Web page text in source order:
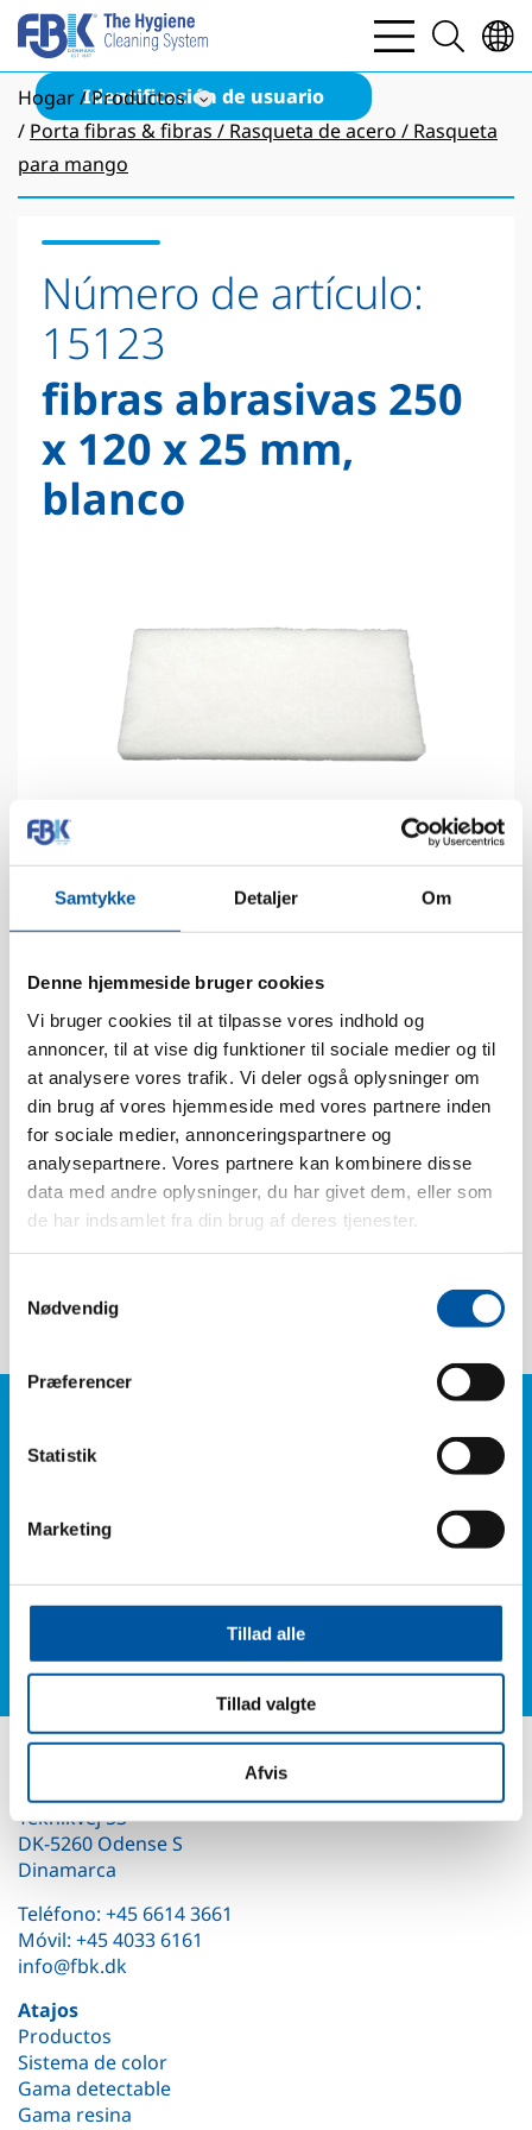
Samtykke Detaljer Om
Denne hjemmeside bruger cookies
Vi bruger cookies til at tilpasse vores indhold og
annoncer, til at vise dig funktioner til sociale medier og til
at analysere vores trafik. Vi deler også oplysninger om
din brug af vores hjemmeside med vores partnere inden
for sociale medier, annonceringspartnere og
analysepartnere. Vores partnere kan kombinere disse
data med andre oplysninger, du har givet dem, eller som
de har indsamlet fra din brug af deres tjenester.
Nødvendig
Præferencer
Statistik
Marketing
Tillad alle
Tillad valgte
Afvis
bars
light
search
light
Identificación de usuario
Hogar
Productos
Porta fibras & fibras / Rasqueta de acero / Rasqueta
para mango
Número de artículo:
15123
fibras abrasivas 250
x 120 x 25 mm,
blanco
Datos técnicos
Tolerancia al calor:
100 °C
Unidades caja:
12
Peso:
0.06
Dimensión de la caja:
26 x 27 x 14
Pcs. EAN:
5704161009449
Caja EAN:
5704161034434
Tariff Number:
56031410
¿Tienes alguna pregunta?
Teléfono: +45 6614 3661
O rellena nuestro formulario de contacto y sabrás de
nosotros.
Formulario de contacto
Teknikvej 53
DK-5260 Odense S
Dinamarca
Teléfono: +45 6614 3661
Móvil: +45 4033 6161
info@fbk.dk
Atajos
Productos
Sistema de color
Gama detectable
Gama resina